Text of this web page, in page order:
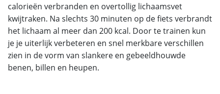
calorieën verbranden en overtollig lichaamsvet
kwijtraken. Na slechts 30 minuten op de fiets verbrandt
het lichaam al meer dan 200 kcal. Door te trainen kun
je je uiterlijk verbeteren en snel merkbare verschillen
zien in de vorm van slankere en gebeeldhouwde
benen, billen en heupen.